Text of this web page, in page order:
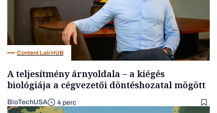
Content Lab HUB
A teljesítmény árnyoldala – a kiégés
biológiája a cégvezetői döntéshozatal mögött
BioTechUSA 4 perc